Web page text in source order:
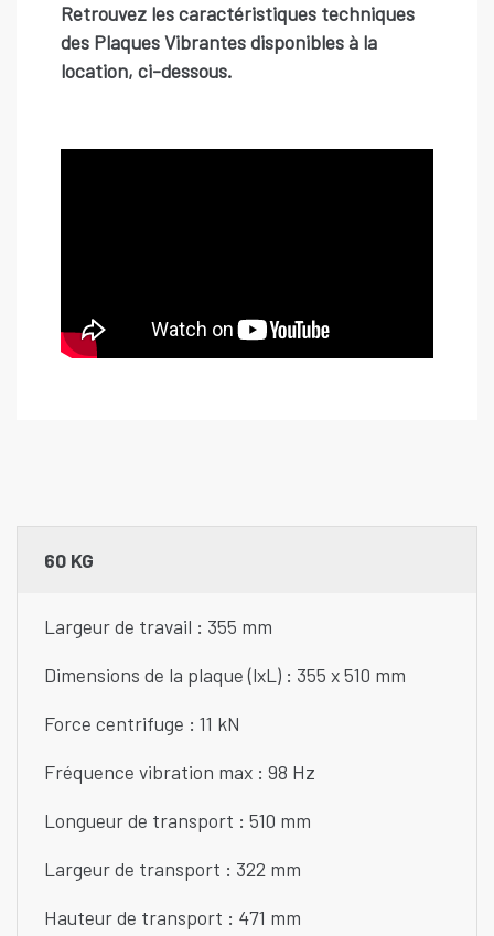
Retrouvez les caractéristiques techniques
des Plaques Vibrantes disponibles à la
location, ci-dessous.
60 KG
Largeur de travail : 355 mm
Dimensions de la plaque (lxL) : 355 x 510 mm
Force centrifuge : 11 kN
Fréquence vibration max : 98 Hz
Longueur de transport : 510 mm
Largeur de transport : 322 mm
Hauteur de transport : 471 mm